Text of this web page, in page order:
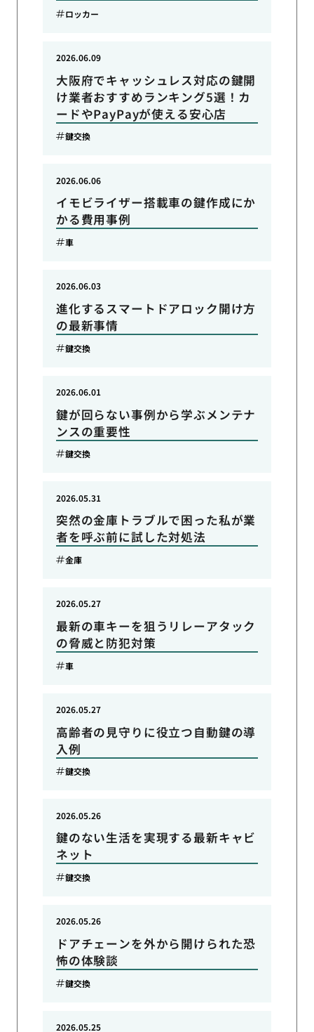
ロッカー
大阪府でキャッシュレス対応の鍵開
け業者おすすめランキング5選！カ
ードやPayPayが使える安心店
2026.06.09
鍵交換
イモビライザー搭載車の鍵作成にか
かる費用事例
2026.06.06
車
進化するスマートドアロック開け方
の最新事情
2026.06.03
鍵交換
鍵が回らない事例から学ぶメンテナ
ンスの重要性
2026.06.01
鍵交換
突然の金庫トラブルで困った私が業
者を呼ぶ前に試した対処法
2026.05.31
金庫
最新の車キーを狙うリレーアタック
の脅威と防犯対策
2026.05.27
車
高齢者の見守りに役立つ自動鍵の導
入例
2026.05.27
鍵交換
鍵のない生活を実現する最新キャビ
ネット
2026.05.26
鍵交換
ドアチェーンを外から開けられた恐
怖の体験談
2026.05.26
鍵交換
2026.05.25